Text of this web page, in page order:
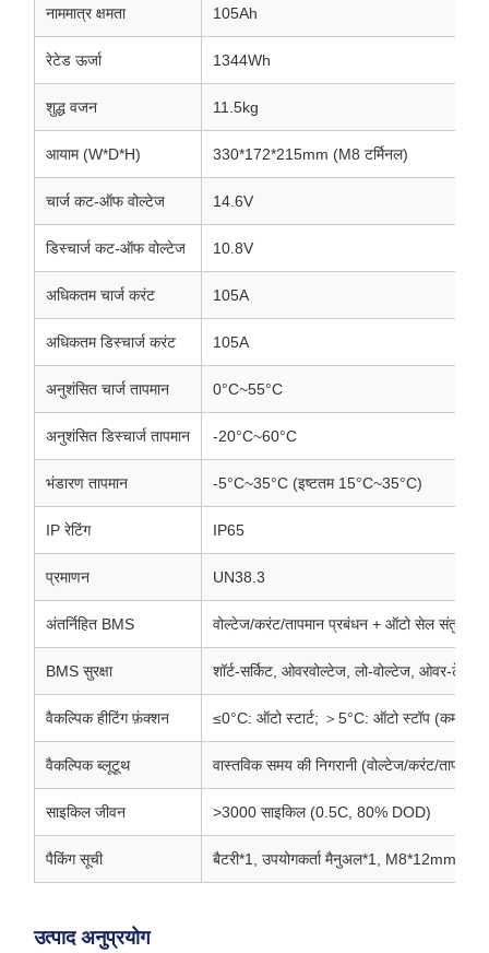
नाममात्र क्षमता 105Ah
रेटेड ऊर्जा 1344Wh
शुद्ध वजन 11.5kg
आयाम (W*D*H) 330*172*215mm (M8 टर्मिनल)
चार्ज कट-ऑफ वोल्टेज 14.6V
डिस्चार्ज कट-ऑफ वोल्टेज 10.8V
अधिकतम चार्ज करंट 105A
अधिकतम डिस्चार्ज करंट 105A
अनुशंसित चार्ज तापमान 0°C~55°C
अनुशंसित डिस्चार्ज तापमान -20°C~60°C
भंडारण तापमान -5°C~35°C (इष्टतम 15°C~35°C)
IP रेटिंग IP65
प्रमाणन UN38.3
अंतर्निहित BMS वोल्टेज/करंट/तापमान प्रबंधन + ऑटो सेल संतुलन
BMS सुरक्षा शॉर्ट-सर्किट, ओवरवोल्टेज, लो-वोल्टेज, ओवर-टेम्प,
वैकल्पिक हीटिंग फ़ंक्शन ≤0°C: ऑटो स्टार्ट; ＞5°C: ऑटो स्टॉप (कम-
वैकल्पिक ब्लूटूथ वास्तविक समय की निगरानी (वोल्टेज/करंट/
साइकिल जीवन >3000 साइकिल (0.5C, 80% DOD)
पैकिंग सूची बैटरी*1, उपयोगकर्ता मैनुअल*1, M8*12mm*2
उत्पाद अनुप्रयोग